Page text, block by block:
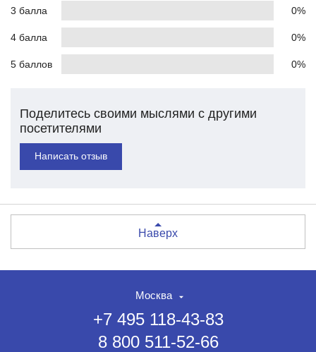
3 балла 0%
4 балла 0%
5 баллов 0%
Поделитесь своими мыслями с другими
посетителями
Написать отзыв
Наверх
Москва
+7 495 118-43-83
8 800 511-52-66